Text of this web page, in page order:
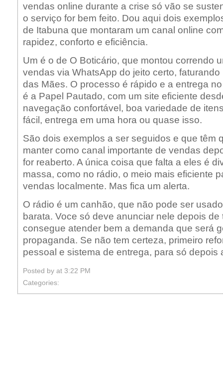
vendas online durante a crise só vão se
o serviço for bem feito. Dou aqui dois
de Itabuna que montaram um canal online
rapidez, conforto e eficiência.
Um é o de O Boticário, que montou correndo
vendas via WhatsApp do jeito certo,
das Mães. O processo é rápido e a entrega
é a Papel Pautado, com um site eficiente
navegação confortável, boa variedade de
fácil, entrega em uma hora ou quase isso.
São dois exemplos a ser seguidos e que têm
manter como canal importante de vendas
for reaberto. A única coisa que falta a eles é
massa, como no rádio, o meio mais eficiente
vendas localmente. Mas fica um alerta.
O rádio é um canhão, que não pode ser
barata. Voce só deve anunciar nele depois
consegue atender bem a demanda que será
propaganda. Se não tem certeza, primeiro
pessoal e sistema de entrega, para só depois
Posted by at 3:22 PM
Categories: